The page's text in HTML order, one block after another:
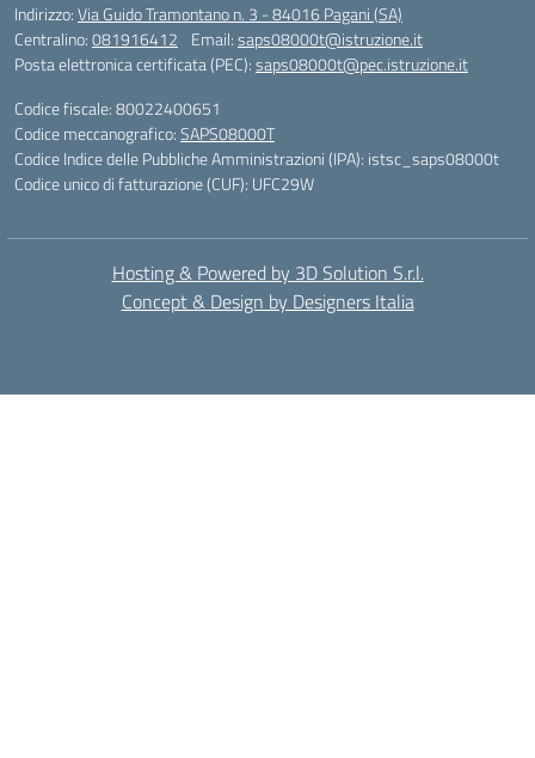
Indirizzo:Via Guido Tramontano n. 3 - 84016 Pagani (SA)
Centralino:081916412 Email:saps08000t@istruzione.it
Posta elettronica certificata (PEC):saps08000t@pec.istruzione.it
Codice fiscale: 80022400651
Codice meccanografico:SAPS08000T
Codice Indice delle Pubbliche Amministrazioni (IPA): istsc_saps08000t
Codice unico di fatturazione (CUF): UFC29W
Hosting & Powered by 3D Solution S.r.l.
Concept & Design by Designers Italia